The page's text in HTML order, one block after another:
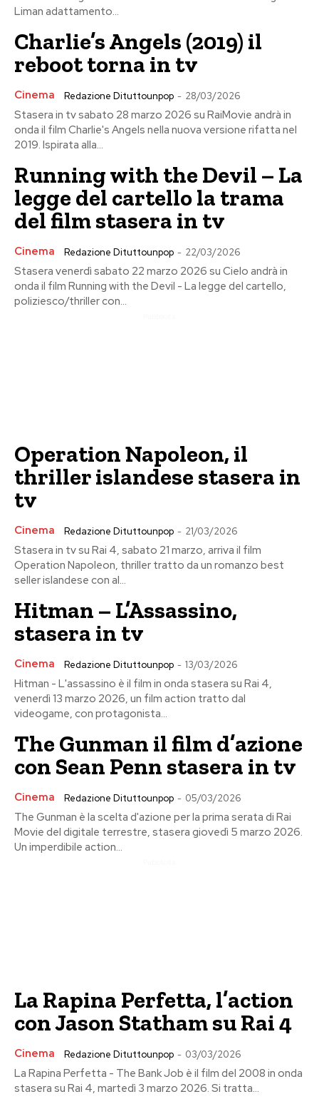
Liman adattamento...
Charlie’s Angels (2019) il
reboot torna in tv
Cinema Redazione Dituttounpop - 28/03/2026
Stasera in tv sabato 28 marzo 2026 su RaiMovie andrà in
onda il film Charlie's Angels nella nuova versione rifatta nel
2019. Ispirata alla...
Running with the Devil – La
legge del cartello la trama
del film stasera in tv
Cinema Redazione Dituttounpop - 22/03/2026
Stasera venerdì sabato 22 marzo 2026 su Cielo andrà in
onda il film Running with the Devil - La legge del cartello,
poliziesco/thriller con...
Operation Napoleon, il
thriller islandese stasera in
tv
Cinema Redazione Dituttounpop - 21/03/2026
Stasera in tv su Rai 4, sabato 21 marzo, arriva il film
Operation Napoleon, thriller tratto da un romanzo best
seller islandese con al...
Hitman – L’Assassino,
stasera in tv
Cinema Redazione Dituttounpop - 13/03/2026
Hitman - L'assassino è il film in onda stasera su Rai 4,
venerdì 13 marzo 2026, un film action tratto dal
videogame, con protagonista...
The Gunman il film d’azione
con Sean Penn stasera in tv
Cinema Redazione Dituttounpop - 05/03/2026
The Gunman è la scelta d'azione per la prima serata di Rai
Movie del digitale terrestre, stasera giovedì 5 marzo 2026.
Un imperdibile action...
La Rapina Perfetta, l’action
con Jason Statham su Rai 4
Cinema Redazione Dituttounpop - 03/03/2026
La Rapina Perfetta - The Bank Job è il film del 2008 in onda
stasera su Rai 4, martedì 3 marzo 2026. Si tratta...